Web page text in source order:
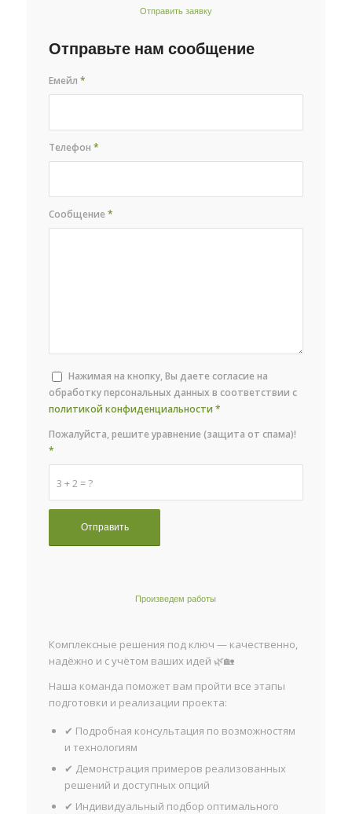
Отправить заявку
Отправьте нам сообщение
Емейл*
Телефон*
Сообщение*
Нажимая на кнопку, Вы даете согласие на
обработку персональных данных в соответствии с
политикой конфиденциальности *
3 + 2 = ?
Пожалуйста, решите уравнение (защита от спама)!
*
Произведем работы
Комплексные решения под ключ — качественно,
надёжно и с учётом ваших идей 🌿🏡
Наша команда поможет вам пройти все этапы
подготовки и реализации проекта:
✔ Подробная консультация по возможностям
и технологиям
✔ Демонстрация примеров реализованных
решений и доступных опций
✔ Индивидуальный подбор оптимального